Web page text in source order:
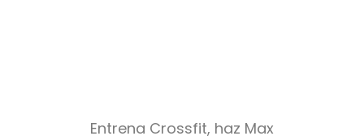
Entrena Crossfit, haz Max